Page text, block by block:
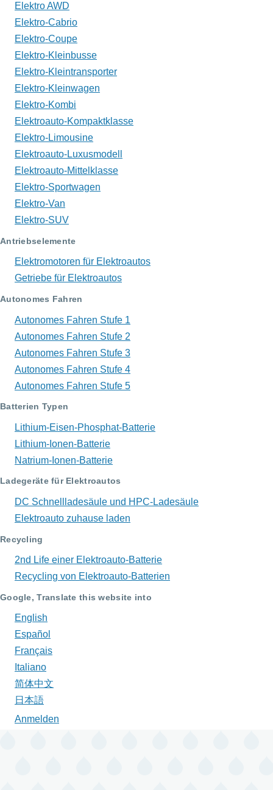
Elektro AWD
Elektro-Cabrio
Elektro-Coupe
Elektro-Kleinbusse
Elektro-Kleintransporter
Elektro-Kleinwagen
Elektro-Kombi
Elektroauto-Kompaktklasse
Elektro-Limousine
Elektroauto-Luxusmodell
Elektroauto-Mittelklasse
Elektro-Sportwagen
Elektro-Van
Elektro-SUV
Antriebselemente
Elektromotoren für Elektroautos
Getriebe für Elektroautos
Autonomes Fahren
Autonomes Fahren Stufe 1
Autonomes Fahren Stufe 2
Autonomes Fahren Stufe 3
Autonomes Fahren Stufe 4
Autonomes Fahren Stufe 5
Batterien Typen
Lithium-Eisen-Phosphat-Batterie
Lithium-Ionen-Batterie
Natrium-Ionen-Batterie
Ladegeräte für Elektroautos
DC Schnellladesäule und HPC-Ladesäule
Elektroauto zuhause laden
Recycling
2nd Life einer Elektroauto-Batterie
Recycling von Elektroauto-Batterien
Google, Translate this website into
English
Español
Français
Italiano
简体中文
日本語
Benutzermenü
Anmelden